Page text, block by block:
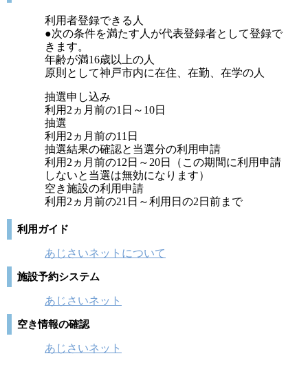
利用者登録できる人
●次の条件を満たす人が代表登録者として登録で
きます。
年齢が満16歳以上の人
原則として神戸市内に在住、在勤、在学の人
抽選申し込み
利用2ヵ月前の1日～10日
抽選
利用2ヵ月前の11日
抽選結果の確認と当選分の利用申請
利用2ヵ月前の12日～20日（この期間に利用申請
しないと当選は無効になります）
空き施設の利用申請
利用2ヵ月前の21日～利用日の2日前まで
利用ガイド
あじさいネットについて
施設予約システム
あじさいネット
空き情報の確認
あじさいネット